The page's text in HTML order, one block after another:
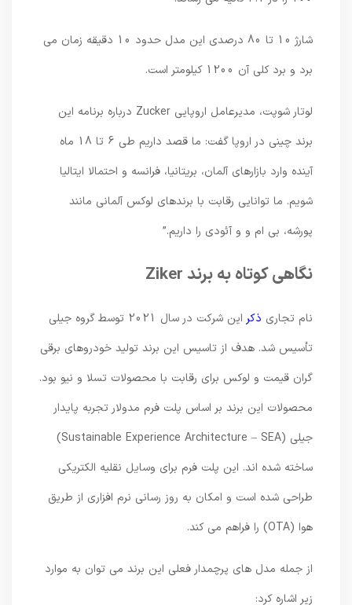
شارژ 10 تا 80 درصدی این مدل حدود 10 دقیقه زمان می
برد و برد کلی آن 1200 کیلومتر است.
لوتار شوپت، مدیرعامل اروپایی Zucker درباره برنامه این
برند چینی در اروپا گفت: ما قصد داریم طی 6 تا 18 ماه
آینده وارد بازارهای آلمان، بریتانیا، فرانسه و احتمالا ایتالیا
شویم. ما توانایی رقابت با برندهای لوکس آلمانی مانند
پورشه، بی ام و و آئودی را داریم.”
نگاهی کوتاه به برند Ziker
نام تجاریذکر
این شرکت در سال 2021 توسط گروه جیلی
تأسیس شد. هدف از تاسیس این برند تولید خودروهای برقی
گران قیمت و لوکس برای رقابت با محصولات تسلا و نیو بود.
محصولات این برند بر اساس پلت فرم مدولار تجربه پایدار
جیلی (Sustainable Experience Architecture – SEA)
ساخته شده اند. این پلت فرم برای وسایل نقلیه الکتریکی
طراحی شده است و امکان به روز رسانی نرم افزاری از طریق
از جمله مدل های پرچمدار فعلی این برند می توان به موارد
زیر اشاره کرد: